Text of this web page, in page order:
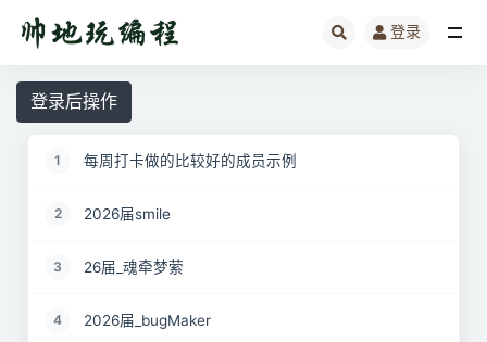
登录
登录后操作
1 每周打卡做的比较好的成员示例
2 2026届smile
3 26届_魂牵梦萦
4 2026届_bugMaker